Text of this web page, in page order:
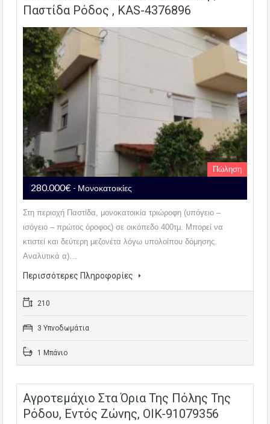
Παστίδα Ρόδος , KAS-4376896
Πώληση
280.000€ - Μονοκατοικίες
Στη περιοχή Παστίδα, μονοκατοικία τριώροφη (υπόγειο –
ισόγειο – πρώτος όροφος) σε οικόπεδο 400τμ. Μπορεί να
κτιστεί και δεύτερη μεζονέτα λόγω υπολοίπου δόμησης.
Αναλυτικά α)…
Περισσότερες Πληροφορίες
210
3 Υπνοδωμάτια
1 Μπάνιο
Αγροτεμάχιο Στα Όρια Της Πόλης Της
Ρόδου, Εντός Ζώνης, OIK-91079356